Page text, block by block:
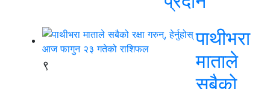
९
पाथीभरा
माताले
सबैको